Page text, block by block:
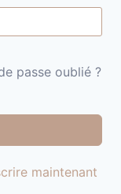
passe oublié ?
maintenant